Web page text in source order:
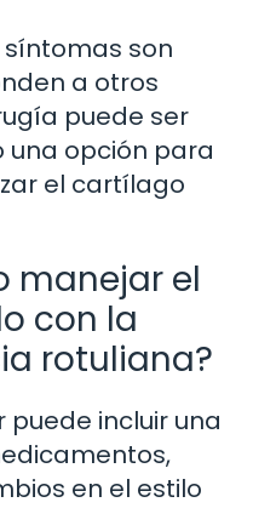
síntomas son
a otros
puede ser
opción para
el cartílago
manejar el
con la
rotuliana?
puede incluir una
en el estilo